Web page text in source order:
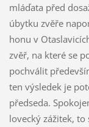
mláďata před
úbytku zvěře
honu v
zvěř, na které se
pochválit
ten výsledek je
předseda.
lovecký zážitek,